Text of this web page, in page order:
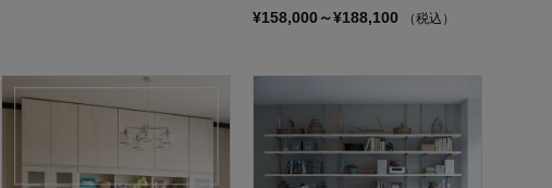
¥158,000～¥188,100 （税込）